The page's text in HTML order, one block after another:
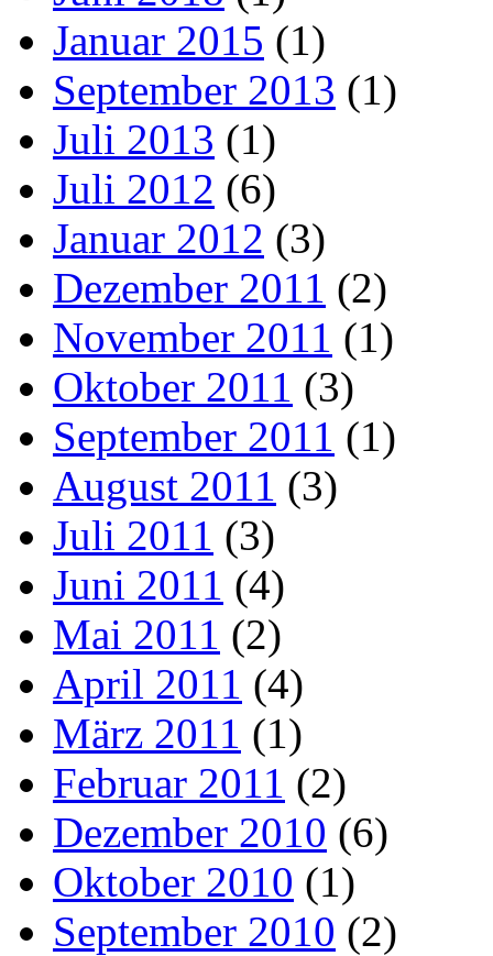
Januar 2015 (1)
September 2013 (1)
Juli 2013 (1)
Juli 2012 (6)
Januar 2012 (3)
Dezember 2011 (2)
November 2011 (1)
Oktober 2011 (3)
September 2011 (1)
August 2011 (3)
Juli 2011 (3)
Juni 2011 (4)
Mai 2011 (2)
April 2011 (4)
März 2011 (1)
Februar 2011 (2)
Dezember 2010 (6)
Oktober 2010 (1)
September 2010 (2)